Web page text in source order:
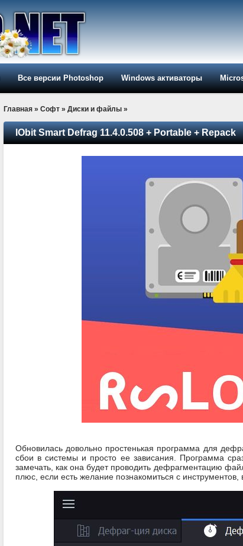
Все версии Photoshop Windows активаторы
Главная » Софт » Диски и файлы »
IObit Smart Defrag 11.4.0.508 + Portable + Repack
Обновилась довольно простенькая программа для
сбои в системы и просто ее зависания. Программа
замечать, как она будет проводить дефрагментацию
плюс, если есть желание познакомиться с